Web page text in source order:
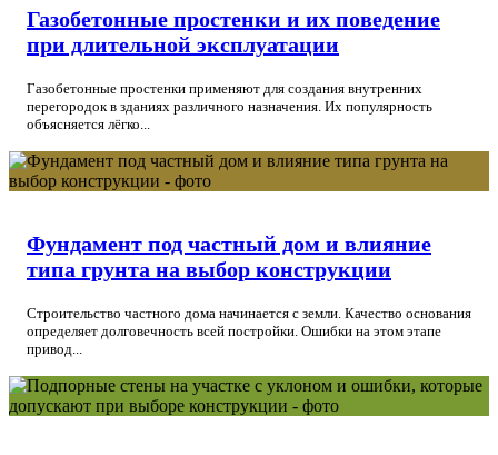
Газобетонные простенки и их поведение
при длительной эксплуатации
Газобетонные простенки применяют для создания внутренних
перегородок в зданиях различного назначения. Их популярность
объясняется лёгко...
Фундамент под частный дом и влияние
типа грунта на выбор конструкции
Строительство частного дома начинается с земли. Качество основания
определяет долговечность всей постройки. Ошибки на этом этапе
привод...